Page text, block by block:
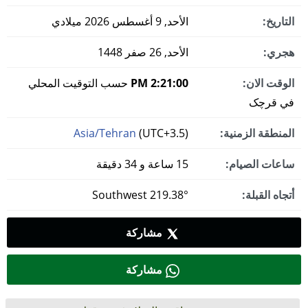
التاريخ: الأحد, 9 أغسطس 2026 ميلادي
هجري: الأحد, 26 صفر 1448
الوقت الان: 2:21:01 PM
حسب التوقيت المحلي
في قرچک
المنطقة الزمنية: Asia/Tehran (UTC+3.5)
ساعات الصيام:
أتجاه القبلة:
مشاركة
مشاركة